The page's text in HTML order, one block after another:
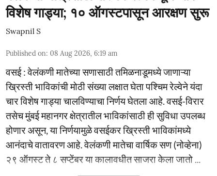
विशेष गाड्या; १० ऑगस्टपासून आरक्षण सुरू
Swapnil S
Published on: 08 Aug 2026, 6:19 am
वसई : वेलंकणी मातेच्या सणासाठी तमिळनाडूमध्ये जाणाऱ्या
ख्रिस्ती भाविकांची मोठी संख्या लक्षात घेता पश्चिम रेल्वेने यंदा
चार विशेष गाड्या चालविण्याचा निर्णय घेतला आहे. वसई-विरार
तसेच मुंबई महानगर क्षेत्रातील भाविकांसाठी ही सुविधा उपलब्ध
होणार असून, या निर्णयामुळे वसईकर ख्रिस्ती भाविकांमध्ये
आनंदाचे वातावरण आहे. वेलंकणी मातेचा वार्षिक सण (नोव्हेना)
२९ ऑगस्ट ते ८ सप्टेंबर या कालावधीत साजरा केला जातो ...